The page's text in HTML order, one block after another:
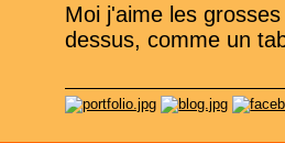
Moi j'aime les
dessus, comme un